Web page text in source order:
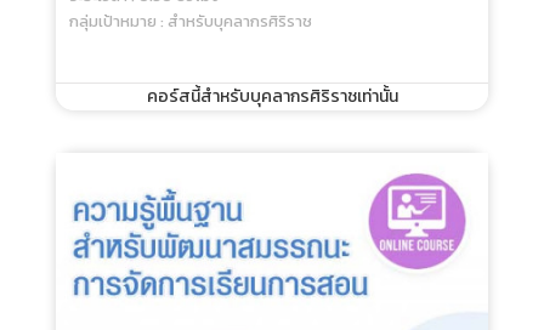
กลุ่มเป้าหมาย : สำหรับบุคลากรศิริราช
คอร์สนี้สำหรับบุคลากรศิริราชเท่านั้น